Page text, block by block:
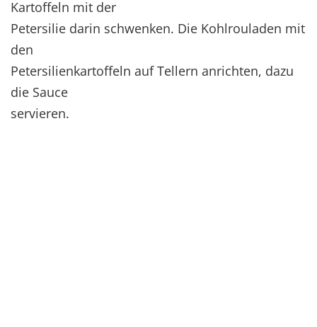
Kartoffeln mit der
Petersilie darin schwenken. Die Kohlrouladen mit
den
Petersilienkartoffeln auf Tellern anrichten, dazu
die Sauce
servieren.